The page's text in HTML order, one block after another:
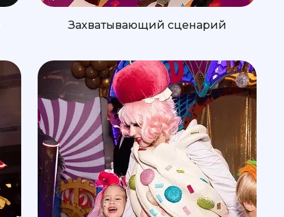
Захватывающий сценарий